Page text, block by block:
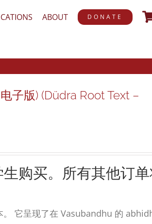
ABOUT DONATE
子版) (Düdra Root Text –
购买。所有其他订
。 它呈现了在 Vasubandhu 的